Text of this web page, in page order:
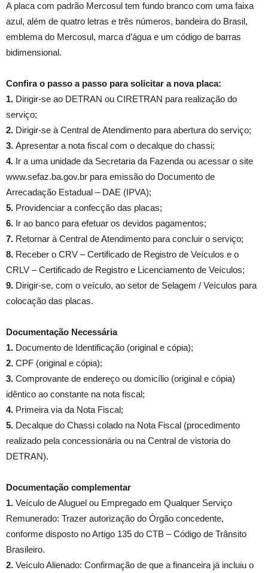
A placa com padrão Mercosul tem fundo branco com uma faixa
azul, além de quatro letras e três números, bandeira do Brasil,
emblema do Mercosul, marca d’água e um código de barras
bidimensional.
Confira o passo a passo para solicitar a nova placa:
1. Dirigir-se ao DETRAN ou CIRETRAN para realização do
serviço;
2. Dirigir-se à Central de Atendimento para abertura do serviço;
3. Apresentar a nota fiscal com o decalque do chassi;
4. Ir a uma unidade da Secretaria da Fazenda ou acessar o site
www.sefaz.ba.gov.br para emissão do Documento de
Arrecadação Estadual – DAE (IPVA);
5. Providenciar a confecção das placas;
6. Ir ao banco para efetuar os devidos pagamentos;
7. Retornar à Central de Atendimento para concluir o serviço;
8. Receber o CRV – Certificado de Registro de Veículos e o
CRLV – Certificado de Registro e Licenciamento de Veículos;
9. Dirigir-se, com o veículo, ao setor de Selagem / Veículos para
colocação das placas.
Documentação Necessária
1. Documento de Identificação (original e cópia);
2. CPF (original e cópia);
3. Comprovante de endereço ou domicílio (original e cópia)
idêntico ao constante na nota fiscal;
4. Primeira via da Nota Fiscal;
5. Decalque do Chassi colado na Nota Fiscal (procedimento
realizado pela concessionária ou na Central de vistoria do
DETRAN).
Documentação complementar
1. Veículo de Aluguel ou Empregado em Qualquer Serviço
Remunerado: Trazer autorização do Órgão concedente,
conforme disposto no Artigo 135 do CTB – Código de Trânsito
Brasileiro.
2. Veículo Alienado: Confirmação de que a financeira já incluiu o